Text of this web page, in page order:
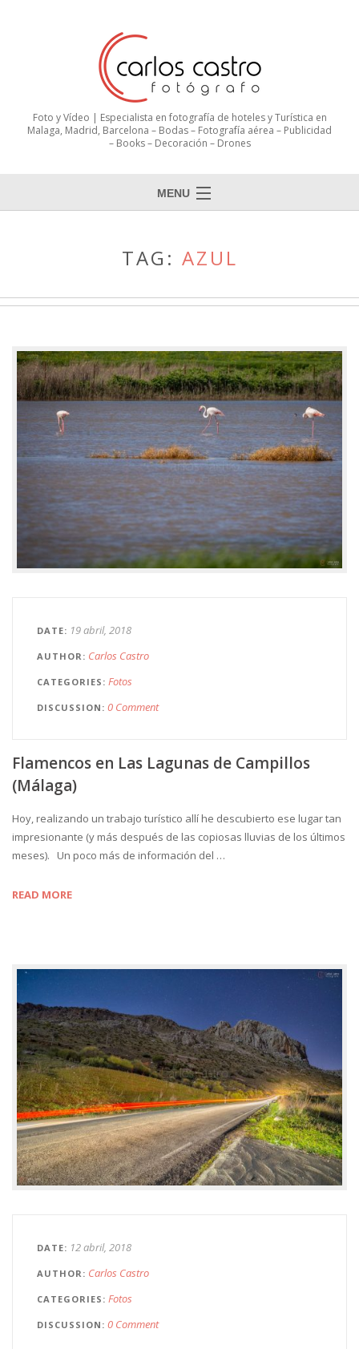
Foto y Vídeo | Especialista en fotografía de hoteles y Turística en
Malaga, Madrid, Barcelona – Bodas – Fotografía aérea – Publicidad
– Books – Decoración – Drones
MENU
TAG: AZUL
DATE 19 abril, 2018
AUTHOR Carlos Castro
CATEGORIES Fotos
DISCUSSION 0 Comment
Flamencos en Las Lagunas de Campillos
(Málaga)
Hoy, realizando un trabajo turístico allí he descubierto ese lugar tan
impresionante (y más después de las copiosas lluvias de los últimos
meses). Un poco más de información del …
READ MORE
DATE 12 abril, 2018
AUTHOR Carlos Castro
CATEGORIES Fotos
DISCUSSION 0 Comment